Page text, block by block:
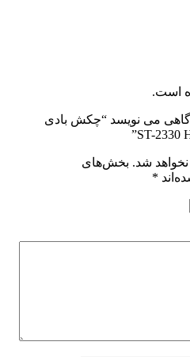
است.
می نویسد “چکش بادی
شد. بخش‌های
*